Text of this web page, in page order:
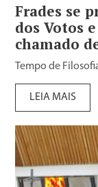
Frades se
dos Votos
chamado
Tempo de
LEIA MAIS